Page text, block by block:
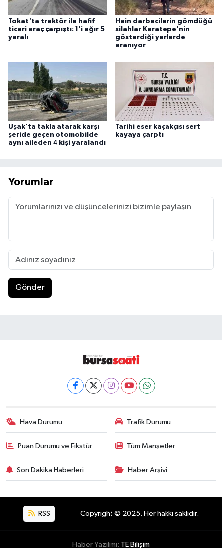
Tokat'ta traktör ile hafif
ticari araç çarpıştı: 1'i ağır 5
yaralı
Hain darbecilerin gömdüğü
silahlar Karatepe'nin
gösterdiği yerlerde
aranıyor
Uşak'ta takla atarak karşı
şeride geçen otomobilde
aynı aileden 4 kişi yaralandı
Tarihi eser kaçakçısı sert
kayaya çarptı
Yorumlar
Gönder
Hava Durumu Trafik Durumu
Puan Durumu ve Fikstür Tüm Manşetler
Son Dakika Haberleri Haber Arşivi
RSS Copyright © 2025. Her hakkı saklıdır.
Haber Yazılımı: TE Bilişim